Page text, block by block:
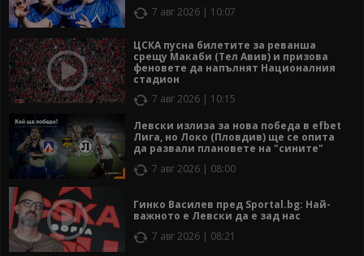
7 авг 2026 | 10:07
ЦСКА пусна билетите за реванша
срещу Макаби (Тел Авив) и призова
феновете да напълнят Националния
стадион
7 авг 2026 | 10:15
Левски излиза за нова победа в efbet
Лига, но Локо (Пловдив) ще се опита
да развали плановете на "сините"
7 авг 2026 | 08:00
Гинко Василев пред Sportal.bg: Най-
важното е Левски да е зад нас
7 авг 2026 | 08:21